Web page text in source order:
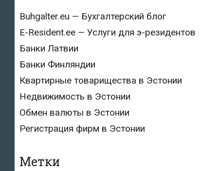
Buhgalter.eu — Бухгалтерский блог
E-Resident.ee — Услуги для э-резидентов
Банки Латвии
Банки Финляндии
Квартирные товарищества в Эстонии
Недвижимость в Эстонии
Обмен валюты в Эстонии
Регистрация фирм в Эстонии
Метки